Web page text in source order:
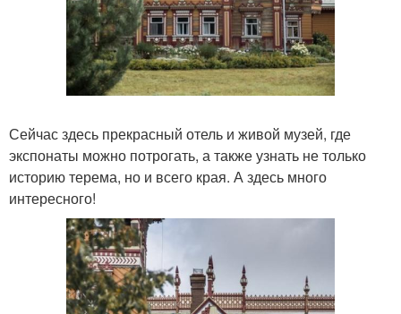
Сейчас здесь прекрасный отель и живой музей, где
экспонаты можно потрогать, а также узнать не только
историю терема, но и всего края. А здесь много
интересного!